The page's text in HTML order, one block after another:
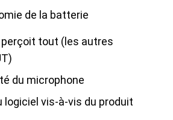
de la batterie
tout (les autres
du microphone
logiciel vis-à-vis du produit